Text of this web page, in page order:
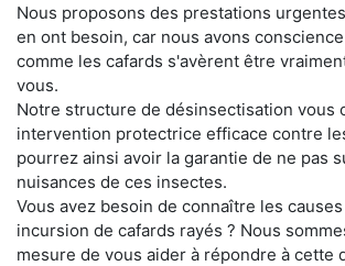
Nous proposons des prestations
en ont besoin, car nous avons
comme les cafards s'avèrent être
vous.
Notre structure de désinsectisation vous
intervention protectrice efficace contre
pourrez ainsi avoir la garantie de ne pas
nuisances de ces insectes.
Vous avez besoin de connaître les
incursion de cafards rayés ? Nous
mesure de vous aider à répondre à cette